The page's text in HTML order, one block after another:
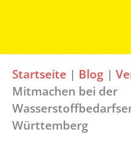
Startseite | Blog |
Mitmachen bei der
Württemberg